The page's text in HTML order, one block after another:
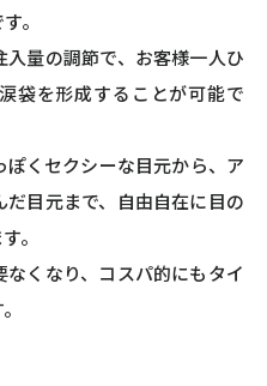
。
量の調節で、お客様一人ひ
袋を形成することが可能で
くセクシーな目元から、ア
目元まで、自由自在に目の
。
くなり、コスパ的にもタイ